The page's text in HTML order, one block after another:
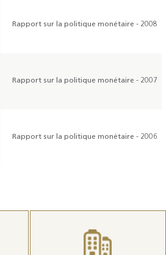
Rapport sur la politique monétaire - 2008
Rapport sur la politique monétaire - 2007
Rapport sur la politique monétaire - 2006